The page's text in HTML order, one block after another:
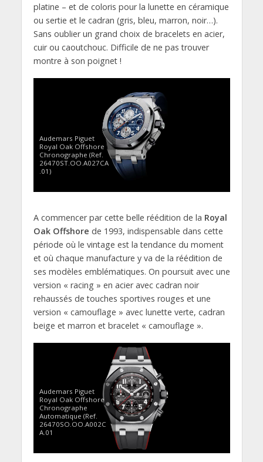
platine – et de coloris pour la lunette en céramique
ou sertie et le cadran (gris, bleu, marron, noir…).
Sans oublier un grand choix de bracelets en acier,
cuir ou caoutchouc. Difficile de ne pas trouver
montre à son poignet !
Audemars Piguet
Royal Oak Offshore
Chronographe (Ref.
26470ST.OO.A027CA
.01)
A commencer par cette belle réédition de la Royal
Oak Offshore de 1993, indispensable dans cette
période où le vintage est la tendance du moment
et où chaque manufacture y va de la réédition de
ses modèles emblématiques. On poursuit avec une
version « racing » en acier avec cadran noir
rehaussés de touches sportives rouges et une
version « camouflage » avec lunette verte, cadran
beige et marron et bracelet « camouflage ».
Audemars Piguet
Royal Oak Offshore
Chronographe
Automatique (Ref.
26470SO.OO.A002C
A.01